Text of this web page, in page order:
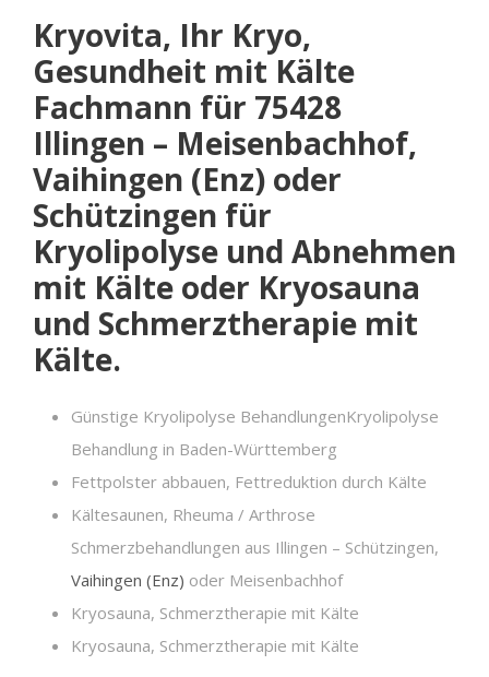
Kryovita, Ihr Kryo,
Gesundheit mit Kälte
Fachmann für 75428
Illingen – Meisenbachhof,
Vaihingen (Enz) oder
Schützingen für
Kryolipolyse und Abnehmen
mit Kälte oder Kryosauna
und Schmerztherapie mit
Kälte.
Günstige Kryolipolyse BehandlungenKryolipolyse
Behandlung in Baden-Württemberg
Fettpolster abbauen, Fettreduktion durch Kälte
Kältesaunen, Rheuma / Arthrose
Schmerzbehandlungen aus Illingen – Schützingen,
Vaihingen (Enz) oder Meisenbachhof
Kryosauna, Schmerztherapie mit Kälte
Kryosauna, Schmerztherapie mit Kälte